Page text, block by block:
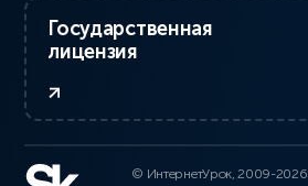
Государственная
лицензия
© ИнтернетУрок, 2009-2026